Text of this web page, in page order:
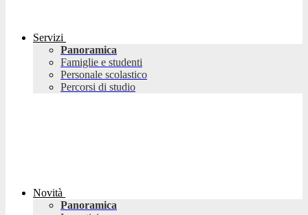
Servizi
Panoramica
Famiglie e studenti
Personale scolastico
Percorsi di studio
Novità
Panoramica